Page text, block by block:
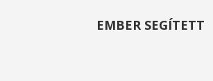
EMBER SEGÍTETT